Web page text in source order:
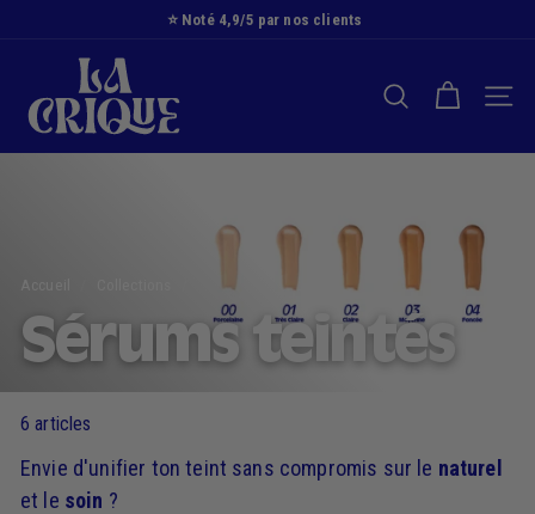
⭐️ Noté 4,9/5 par nos clients
a
C
r
RECHERCHER
Sérums teintés
6 articles
Envie d'unifier ton teint sans compromis sur le naturel
et le soin ?